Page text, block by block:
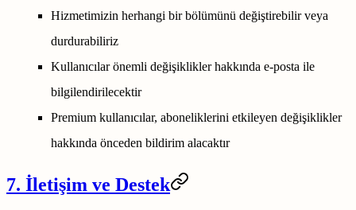
Hizmetimizin herhangi bir bölümünü değiştirebilir veya
durdurabiliriz
Kullanıcılar önemli değişiklikler hakkında e-posta ile
bilgilendirilecektir
Premium kullanıcılar, aboneliklerini etkileyen değişiklikler
hakkında önceden bildirim alacaktır
7. İletişim ve Destek